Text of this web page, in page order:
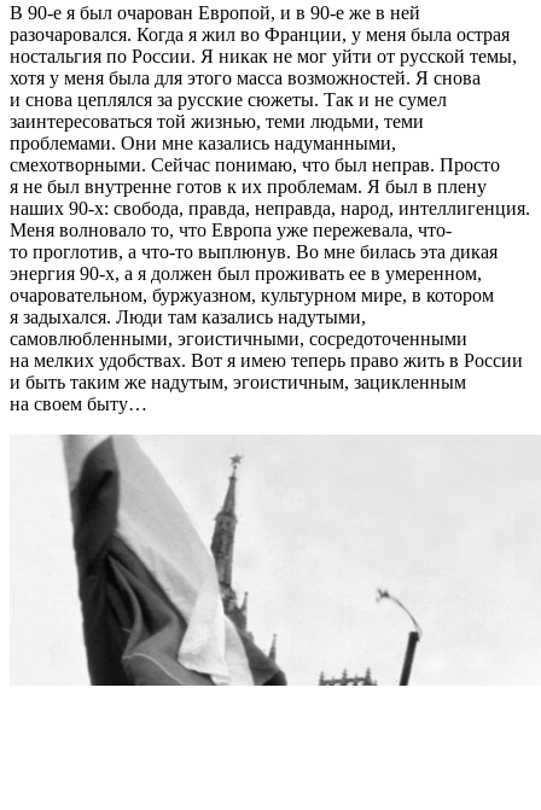
В 90-е я был очарован Европой, и в 90-е же в ней
разочаровался. Когда я жил во Франции, у меня была острая
ностальгия по России. Я никак не мог уйти от русской темы,
хотя у меня была для этого масса возможностей. Я снова
и снова цеплялся за русские сюжеты. Так и не сумел
заинтересоваться той жизнью, теми людьми, теми
проблемами. Они мне казались надуманными,
смехотворными. Сейчас понимаю, что был неправ. Просто
я не был внутренне готов к их проблемам. Я был в плену
наших 90-х: свобода, правда, неправда, народ, интеллигенция.
Меня волновало то, что Европа уже пережевала, что-
то проглотив, а что-то выплюнув. Во мне билась эта дикая
энергия 90-х, а я должен был проживать ее в умеренном,
очаровательном, буржуазном, культурном мире, в котором
я задыхался. Люди там казались надутыми,
самовлюбленными, эгоистичными, сосредоточенными
на мелких удобствах. Вот я имею теперь право жить в России
и быть таким же надутым, эгоистичным, зацикленным
на своем быту…